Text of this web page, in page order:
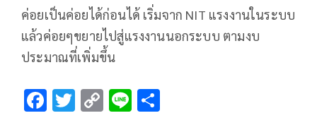
ค่อยเป็นค่อยได้ก่อนได้ เริ่มจาก NIT แรงงานในระบบ
แล้วค่อยๆขยายไปสู่แรงงานนอกระบบ ตามงบ
ประมาณที่เพิ่มขึ้น
F T C Li